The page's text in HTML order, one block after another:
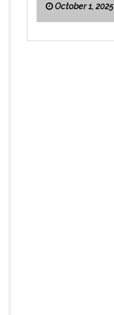
October 1, 2025